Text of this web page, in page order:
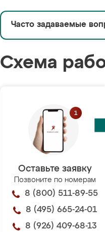
Часто задаваемые
Схема
Оставьте заявку
Позвоните по номерам
8 (800) 511-89-55
8 (495) 665-24-01
8 (926) 409-68-13